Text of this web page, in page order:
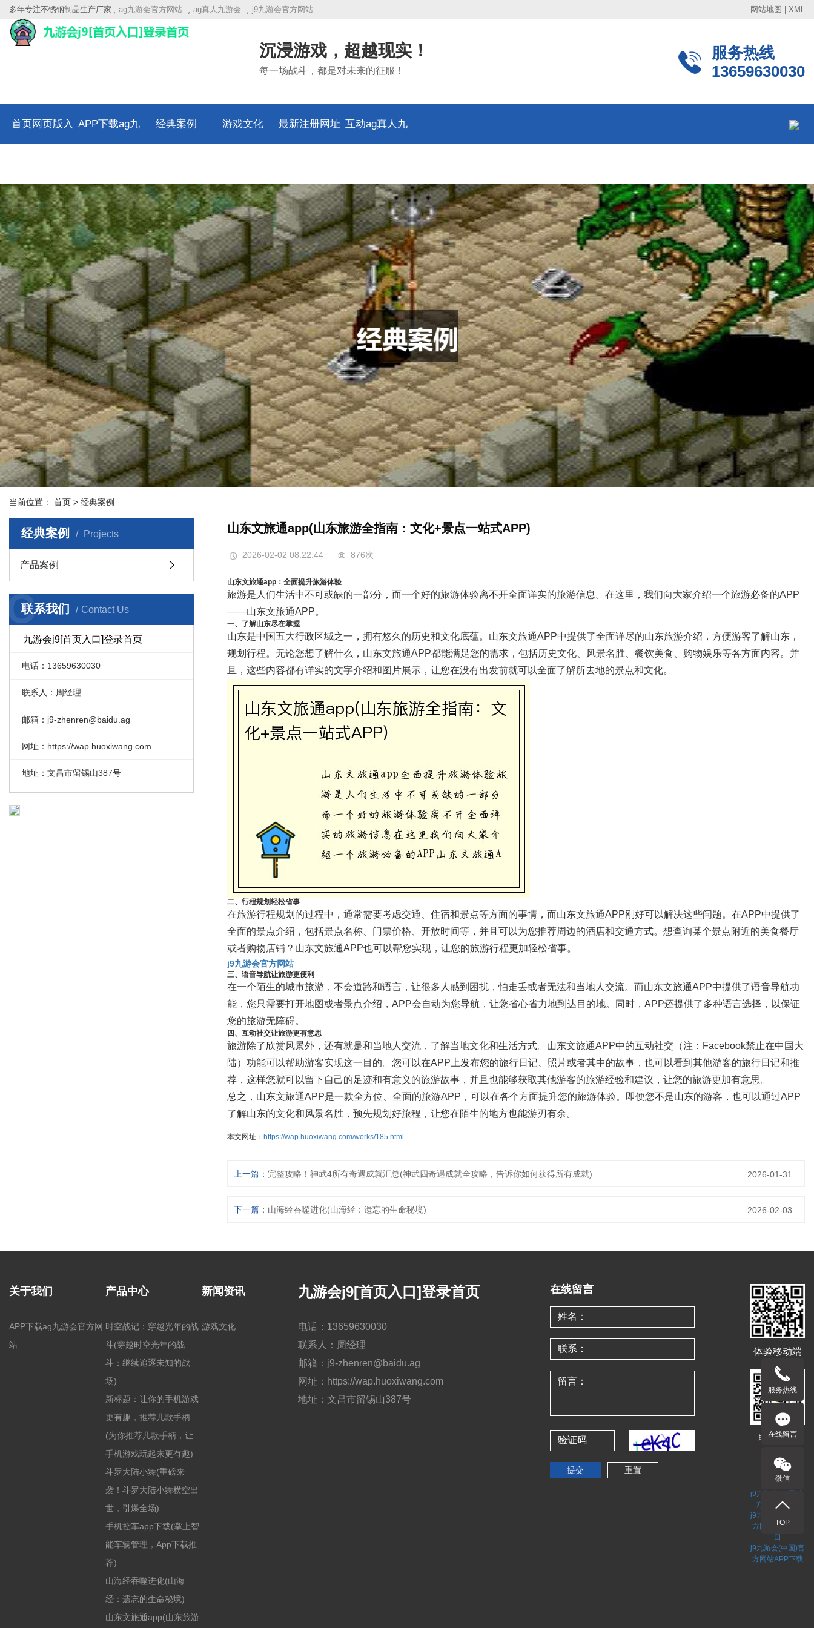
多年专注不锈钢制品生产厂家 ag九游会官方网站 ag真人九游会 j9九游会官方网站 网站地图 XML
沉浸游戏，超越现实！
每一场战斗，都是对未来的征服！
服务热线
13659630030
首页网页版入 APP下载ag九 经典案例 游戏文化 最新注册网址 互动ag真人九
当前位置： 首页 > 经典案例
经典案例 Projects
产品案例
联系我们 Contact Us
C
九游会j9[首页入口]登录首页
电话：13659630030
联系人：周经理
邮箱：j9-zhenren@baidu.ag
网址：https://wap.huoxiwang.com
地址：文昌市留锡山387号
山东文旅通app(山东旅游全指南：文化+景点一站式APP)
2026-02-02 08:22:44 876次
山东文旅通app：全面提升旅游体验
旅游是人们生活中不可或缺的一部分，而一个好的旅游体验离不开全面详实的旅游信息。在这里，我们向大家介绍一个旅游必备的APP
——山东文旅通APP。
一、了解山东尽在掌握
山东是中国五大行政区域之一，拥有悠久的历史和文化底蕴。山东文旅通APP中提供了全面详尽的山东旅游介绍，方便游客了解山东，
规划行程。无论您想了解什么，山东文旅通APP都能满足您的需求，包括历史文化、风景名胜、餐饮美食、购物娱乐等各方面内容。并
且，这些内容都有详实的文字介绍和图片展示，让您在没有出发前就可以全面了解所去地的景点和文化。
二、行程规划轻松省事
在旅游行程规划的过程中，通常需要考虑交通、住宿和景点等方面的事情，而山东文旅通APP刚好可以解决这些问题。在APP中提供了
全面的景点介绍，包括景点名称、门票价格、开放时间等，并且可以为您推荐周边的酒店和交通方式。想查询某个景点附近的美食餐厅
或者购物店铺？山东文旅通APP也可以帮您实现，让您的旅游行程更加轻松省事。
j9九游会官方网站
三、语音导航让旅游更便利
在一个陌生的城市旅游，不会道路和语言，让很多人感到困扰，怕走丢或者无法和当地人交流。而山东文旅通APP中提供了语音导航功
能，您只需要打开地图或者景点介绍，APP会自动为您导航，让您省心省力地到达目的地。同时，APP还提供了多种语言选择，以保证
您的旅游无障碍。
四、互动社交让旅游更有意思
旅游除了欣赏风景外，还有就是和当地人交流，了解当地文化和生活方式。山东文旅通APP中的互动社交（注：Facebook禁止在中国大
陆）功能可以帮助游客实现这一目的。您可以在APP上发布您的旅行日记、照片或者其中的故事，也可以看到其他游客的旅行日记和推
荐，这样您就可以留下自己的足迹和有意义的旅游故事，并且也能够获取其他游客的旅游经验和建议，让您的旅游更加有意思。
总之，山东文旅通APP是一款全方位、全面的旅游APP，可以在各个方面提升您的旅游体验。即便您不是山东的游客，也可以通过APP
了解山东的文化和风景名胜，预先规划好旅程，让您在陌生的地方也能游刃有余。
本文网址： https://wap.huoxiwang.com/works/185.html
上一篇： 完整攻略！神武4所有奇遇成就汇总(神武四奇遇成就全攻略，告诉你如何获得所有成就) 2026-01-31
下一篇： 山海经吞噬进化(山海经：遗忘的生命秘境) 2026-02-03
关于我们
APP下载ag九游会官方网
站
产品中心
时空战记：穿越光年的战
斗(穿越时空光年的战
斗：继续追逐未知的战
场)
新标题：让你的手机游戏
更有趣，推荐几款手柄
(为你推荐几款手柄，让
手机游戏玩起来更有趣)
斗罗大陆小舞(重磅来
袭！斗罗大陆小舞横空出
世，引爆全场)
手机控车app下载(掌上智
能车辆管理，App下载推
荐)
山海经吞噬进化(山海
经：遗忘的生命秘境)
山东文旅通app(山东旅游
新闻资讯
游戏文化
九游会j9[首页入口]登录首页
电话：13659630030
联系人：周经理
邮箱：j9-zhenren@baidu.ag
网址：https://wap.huoxiwang.com
地址：文昌市留锡山387号
在线留言
体验移动端
联系客服
网站地图
网站地图
网站地图
j9九游会(中国)官
方网站网页版
j9九游会(中国)官
方网站手机版入
口
j9九游会(中国)官
方网站APP下载
服务热线
在线留言
微信
TOP